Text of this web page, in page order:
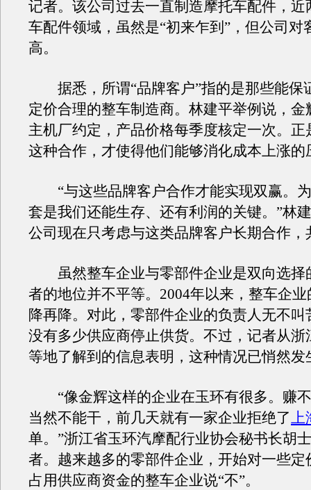
记者。该公司过去一直制造摩托车配件，近
车配件领域，虽然是“初来乍到”，但公司对
高。
据悉，所谓“品牌客户”指的是那些能保
定价合理的整车制造商。林建平举例说，金
主机厂约定，产品价格每季度核定一次。正
这种合作，才使得他们能够消化成本上涨的
“与这些品牌客户合作才能实现双赢。
套是我们还能生存、还有利润的关键。”林
公司现在只考虑与这类品牌客户长期合作，
虽然整车企业与零部件企业是双向选择
者的地位并不平等。2004年以来，整车企
降再降。对此，零部件企业的负责人无不叫
没有多少供应商停止供货。不过，记者从浙
等地了解到的信息表明，这种情况已悄然发
“像金辉这样的企业在玉环有很多。赚
当然不能干，前几天就有一家企业拒绝了上
单。”浙江省玉环汽摩配行业协会秘书长胡
者。越来越多的零部件企业，开始对一些定
占用供应商资金的整车企业说“不”。